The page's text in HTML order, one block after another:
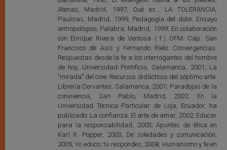
Atenas, Madrid, 1997; Qué es... LA TOLERANCIA,
Paulinas, Madrid, 1999; Pedagogía del dolor. Ensayo
antropológico, Palabra, Madrid, 1999; En colaboración
con Enrique Rivera de Ventosa (†) OFM. Cap. San
Francisco de Asís y Fernando Rielo: Convergencias.
Respuestas desde la fe a los interrogantes del hombre
de hoy, Universidad Pontificia, Salamanca, 2001; La
"mirada" del cine. Recursos didácticos del séptimo arte.
Librería Cervantes, Salamanca, 2001; Paradojas de la
convivencia, San Pablo, Madrid, 2002; En la
Universidad Técnica Particular de Loja, Ecuador, ha
publicado: La confianza. El arte de amar, 2002; Educar
para la responsabilidad, 2003; Apuntes de ética en
Karl R. Popper, 2003; De soledades y comunicación,
2005; Yo educo; tú respondes, 2008; Humanismo y fe en